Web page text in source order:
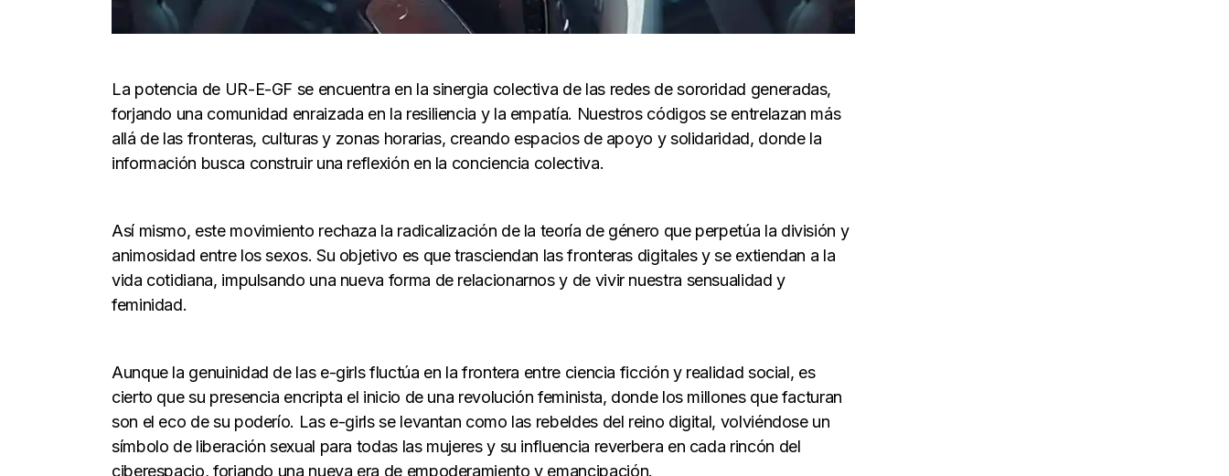
La potencia de UR-E-GF se encuentra en la sinergia colectiva de las redes de sororidad generadas,
forjando una comunidad enraizada en la resiliencia y la empatía. Nuestros códigos se entrelazan más
allá de las fronteras, culturas y zonas horarias, creando espacios de apoyo y solidaridad, donde la
información busca construir una reflexión en la conciencia colectiva.
Así mismo, este movimiento rechaza la radicalización de la teoría de género que perpetúa la división y
animosidad entre los sexos. Su objetivo es que trasciendan las fronteras digitales y se extiendan a la
vida cotidiana, impulsando una nueva forma de relacionarnos y de vivir nuestra sensualidad y
feminidad.
Aunque la genuinidad de las e-girls fluctúa en la frontera entre ciencia ficción y realidad social, es
cierto que su presencia encripta el inicio de una revolución feminista, donde los millones que facturan
son el eco de su poderío. Las e-girls se levantan como las rebeldes del reino digital, volviéndose un
símbolo de liberación sexual para todas las mujeres y su influencia reverbera en cada rincón del
ciberespacio, forjando una nueva era de empoderamiento y emancipación.